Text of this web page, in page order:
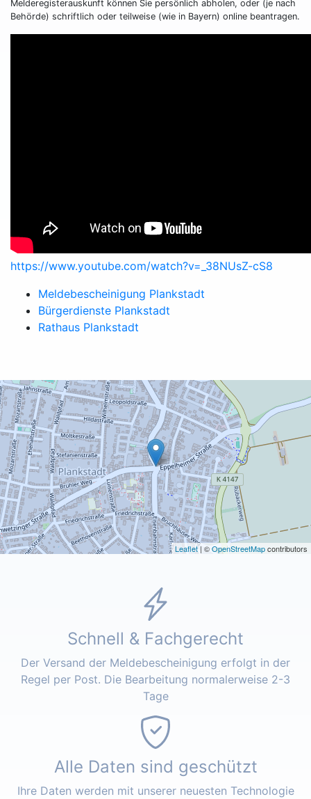
Melderegisterauskunft können Sie persönlich abholen, oder (je nach
Behörde) schriftlich oder teilweise (wie in Bayern) online beantragen.
https://www.youtube.com/watch?v=_38NUsZ-cS8
Meldebescheinigung Plankstadt
Bürgerdienste Plankstadt
Rathaus Plankstadt
Leaflet| ©OpenStreetMapcontributors
Schnell & Fachgerecht
Der Versand der Meldebescheinigung erfolgt in der
Regel per Post. Die Bearbeitung normalerweise 2-3
Tage
Alle Daten sind geschützt
Ihre Daten werden mit unserer neuesten Technologie